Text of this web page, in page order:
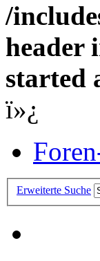
/
header
started
ï»¿
Erweiterte Suche